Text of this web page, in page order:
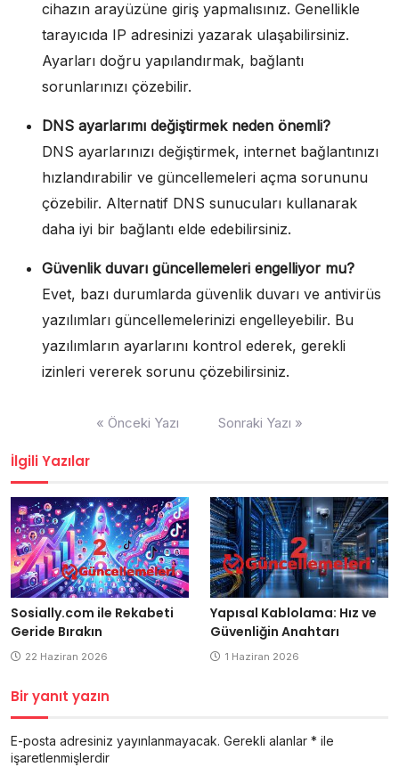
cihazın arayüzüne giriş yapmalısınız. Genellikle
tarayıcıda IP adresinizi yazarak ulaşabilirsiniz.
Ayarları doğru yapılandırmak, bağlantı
sorunlarınızı çözebilir.
DNS ayarlarımı değiştirmek neden önemli?
DNS ayarlarınızı değiştirmek, internet bağlantınızı
hızlandırabilir ve güncellemeleri açma sorununu
çözebilir. Alternatif DNS sunucuları kullanarak
daha iyi bir bağlantı elde edebilirsiniz.
Güvenlik duvarı güncellemeleri engelliyor mu?
Evet, bazı durumlarda güvenlik duvarı ve antivirüs
yazılımları güncellemelerinizi engelleyebilir. Bu
yazılımların ayarlarını kontrol ederek, gerekli
izinleri vererek sorunu çözebilirsiniz.
« Önceki Yazı Sonraki Yazı »
İlgili Yazılar
Sosially.com ile Rekabeti
Geride Bırakın
22 Haziran 2026
Yapısal Kablolama: Hız ve
Güvenliğin Anahtarı
1 Haziran 2026
Bir yanıt yazın
E-posta adresiniz yayınlanmayacak. Gerekli alanlar * ile
işaretlenmişlerdir